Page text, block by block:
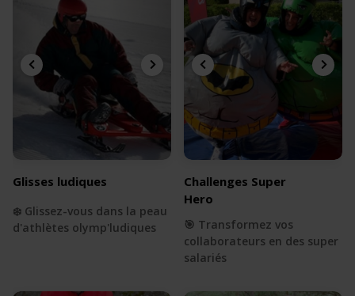
Glisses ludiques
❄️ Glissez-vous dans la peau
d'athlètes olymp'ludiques
Challenges Super
Hero
🎯 Transformez vos
collaborateurs en des super
salariés